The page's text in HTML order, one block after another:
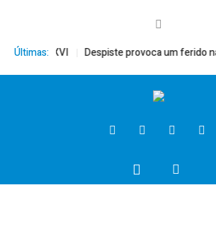
Últimas:
Bento XVI Despiste provoca um ferido na